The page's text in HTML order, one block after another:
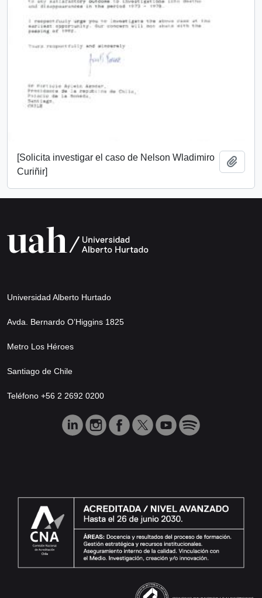
[Solicita investigar el caso de Nelson Wladimiro
Curiñir]
Universidad Alberto Hurtado
Avda. Bernardo O’Higgins 1825
Metro Los Héroes
Santiago de Chile
Teléfono +56 2 2692 0200